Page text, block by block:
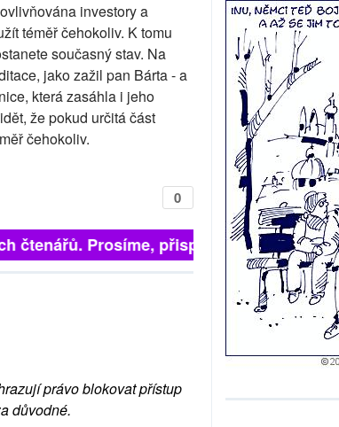
investory a
téměř čehokoliv. K tomu
současný stav. Na
jako zažil pan Bárta - a
která zasáhla i jeho
že pokud určitá část
čehokoliv.
0
čtenářů. Prosíme, přispějte. ➥
právo blokovat přístup
důvodné.